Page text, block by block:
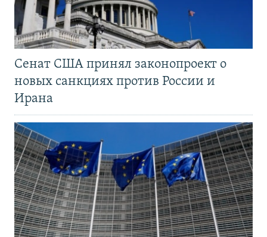
Сенат США принял законопроект о
новых санкциях против России и
Ирана